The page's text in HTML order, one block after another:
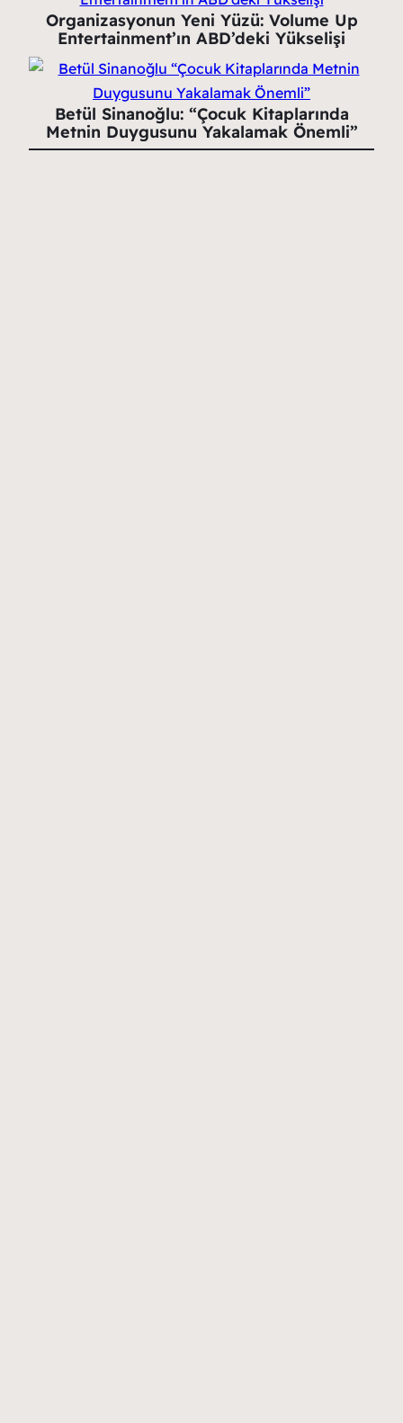
Organizasyonun Yeni Yüzü: Volume Up
Entertainment’ın ABD’deki Yükselişi
Betül Sinanoğlu: “Çocuk Kitaplarında
Metnin Duygusunu Yakalamak Önemli”